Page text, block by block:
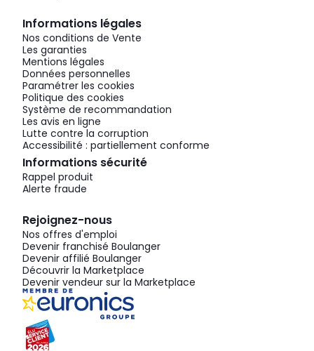
Informations légales
Nos conditions de Vente
Les garanties
Mentions légales
Données personnelles
Paramétrer les cookies
Politique des cookies
Système de recommandation
Les avis en ligne
Lutte contre la corruption
Accessibilité : partiellement conforme
Informations sécurité
Rappel produit
Alerte fraude
Rejoignez-nous
Nos offres d'emploi
Devenir franchisé Boulanger
Devenir affilié Boulanger
Découvrir la Marketplace
Devenir vendeur sur la Marketplace